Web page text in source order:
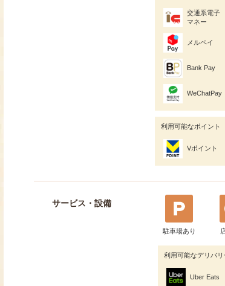
交通系電子
マネー
メルペイ
Bank Pay
WeChatPay
利用可能なポイント
Vポイント
サービス・設備
駐車場あり
利用可能なデリバリ
Uber Eats